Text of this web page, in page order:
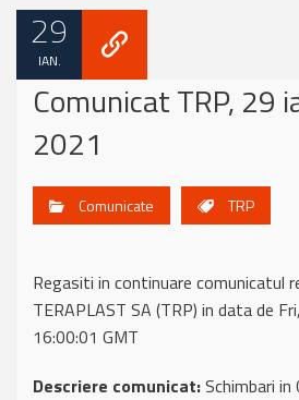
29
IAN.
Comunicat TRP, 29
2021
Comunicate TRP
Regasiti in continuare comunicatul
TERAPLAST SA (TRP) in data de
16:00:01 GMT
Descriere comunicat:Schimbari